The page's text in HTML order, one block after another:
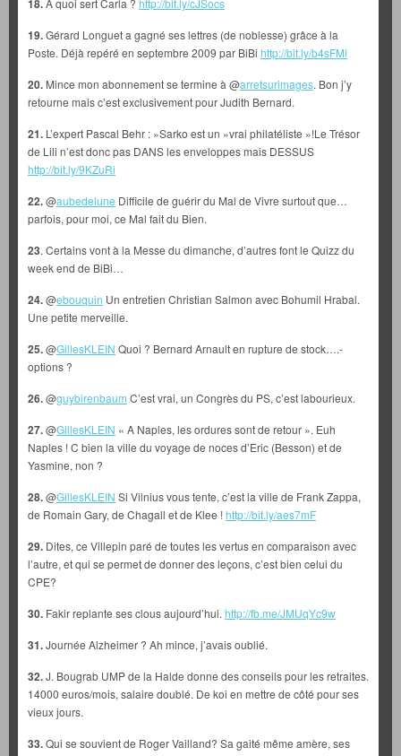
18.A quoi sert Carla ? http://bit.ly/cJSocs
19.Gérard Longuet a gagné ses lettres (de noblesse) grâce à la
Poste. Déjà repéré en septembre 2009 par BiBi http://bit.ly/b4sFMi
20. Mince mon abonnement se termine à @arretsurimages. Bon j’y
retourne mais c’est exclusivement pour Judith Bernard.
21. L’expert Pascal Behr : »Sarko est un »vrai philatéliste »!Le Trésor
de Lili n’est donc pas DANS les enveloppes mais DESSUS
http://bit.ly/9KZuRi
22.@aubedelune Difficile de guérir du Mal de Vivre surtout que…
parfois, pour moi, ce Mal fait du Bien.
23. Certains vont à la Messe du dimanche, d’autres font le Quizz du
week end de BiBi…
24.@ebouquin Un entretien Christian Salmon avec Bohumil Hrabal.
Une petite merveille.
25.@GillesKLEIN Quoi ? Bernard Arnault en rupture de stock….-
options ?
26.@guybirenbaum C’est vrai, un Congrès du PS, c’est labourieux.
27.@GillesKLEIN « A Naples, les ordures sont de retour ». Euh
Naples ! C bien la ville du voyage de noces d’Eric (Besson) et de
Yasmine, non ?
28.@GillesKLEIN Si Vilnius vous tente, c’est la ville de Frank Zappa,
de Romain Gary, de Chagall et de Klee !http://bit.ly/aes7mF
29. Dites, ce Villepin paré de toutes les vertus en comparaison avec
l’autre, et qui se permet de donner des leçons, c’est bien celui du
CPE?
30. Fakir replante ses clous aujourd’hui. http://fb.me/JMUqYc9w
31.Journée Alzheimer ? Ah mince, j’avais oublié.
32.J. Bougrab UMP de la Halde donne des conseils pour les retraites.
14000 euros/mois, salaire doublé. De koi en mettre de côté pour ses
vieux jours.
33.Qui se souvient de Roger Vailland? Sa gaité même amère, ses